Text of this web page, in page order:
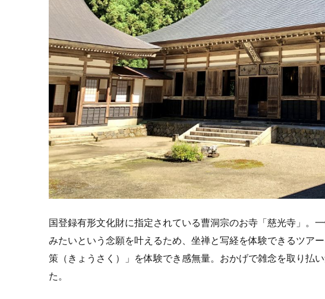
国登録有形文化財に指定されている曹洞宗のお寺「慈光寺」。
みたいという念願を叶えるため、坐禅と写経を体験できるツア
策（きょうさく）」を体験でき感無量。おかげで雑念を取り払
た。